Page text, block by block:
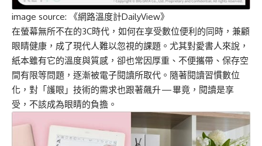
image source: 《網路溫度計DailyView》
在螢幕無所不在的3C時代，如何在享受數位便利的同時，兼顧
眼睛健康，成了現代人難以忽視的課題。尤其對愛書人來說，
紙本雖有它的溫度與質感，卻也常因厚重、不便攜帶、保存空
間有限等問題，逐漸被電子閱讀所取代。隨著閱讀習慣數位
化，對「護眼」技術的需求也跟著飆升 — 畢竟，閱讀是享
受，不該成為眼睛的負擔。